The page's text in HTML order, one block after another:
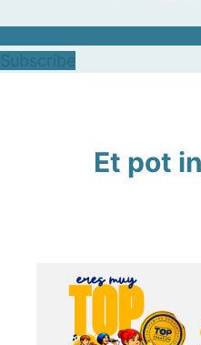
Et pot